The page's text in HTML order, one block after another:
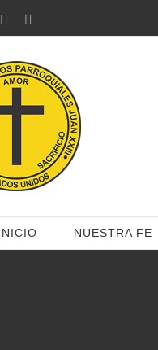
YouTube
NUESTRA FE